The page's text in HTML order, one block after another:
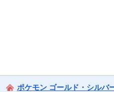
ポケモン ゴールド・シルバ